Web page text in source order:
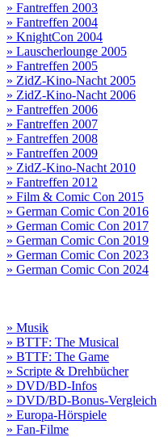
» Fantreffen 2003
» Fantreffen 2004
» KnightCon 2004
» Lauscherlounge 2005
» Fantreffen 2005
» ZidZ-Kino-Nacht 2005
» ZidZ-Kino-Nacht 2006
» Fantreffen 2006
» Fantreffen 2007
» Fantreffen 2008
» Fantreffen 2009
» ZidZ-Kino-Nacht 2010
» Fantreffen 2012
» Film & Comic Con 2015
» German Comic Con 2016
» German Comic Con 2017
» German Comic Con 2019
» German Comic Con 2023
» German Comic Con 2024
» Musik
» BTTF: The Musical
» BTTF: The Game
» Scripte & Drehbücher
» DVD/BD-Infos
» DVD/BD-Bonus-Vergleich
» Europa-Hörspiele
» Fan-Filme